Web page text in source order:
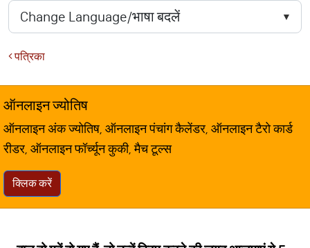
पत्रिका
ऑनलाइन ज्योतिष
ऑनलाइन अंक ज्योतिष, ऑनलाइन पंचांग कैलेंडर, ऑनलाइन टैरो कार्ड
रीडर, ऑनलाइन फॉर्च्यून कुकी, मैच टूल्स
क्लिक करें